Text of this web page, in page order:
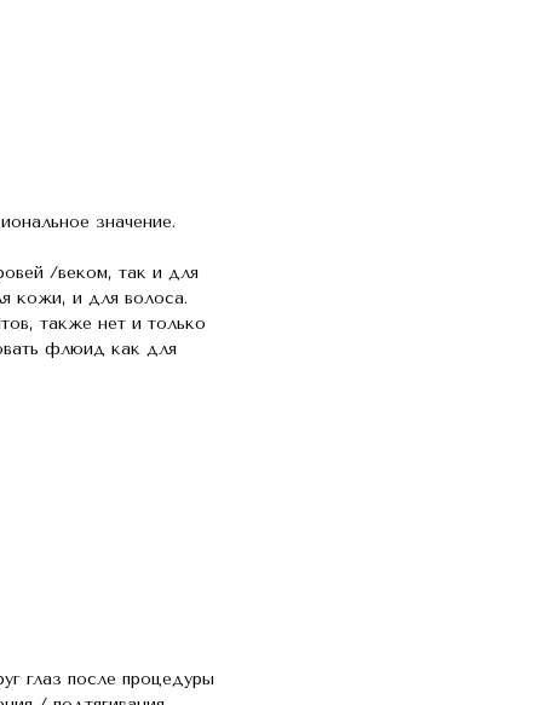
значение.
/веком, так и для
кожи, и для волоса.
также нет и только
флюид как для
глаз после процедуры